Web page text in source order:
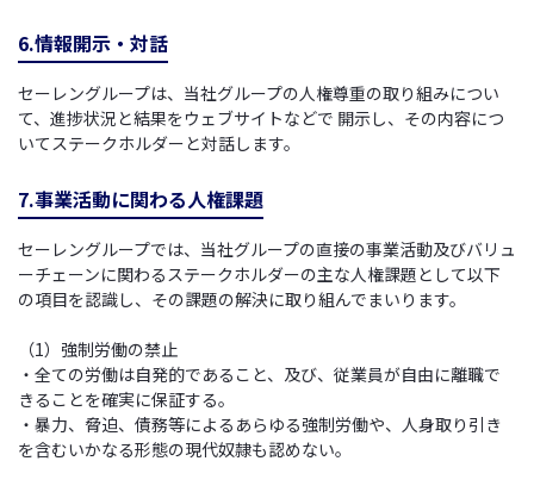
6.情報開示・対話
セーレングループは、当社グループの人権尊重の取り組みについ
て、進捗状況と結果をウェブサイトなどで 開示し、その内容につ
いてステークホルダーと対話します。
7.事業活動に関わる人権課題
セーレングループでは、当社グループの直接の事業活動及びバリュ
ーチェーンに関わるステークホルダーの主な人権課題として以下
の項目を認識し、その課題の解決に取り組んでまいります。
（1）強制労働の禁止
・全ての労働は自発的であること、及び、従業員が自由に離職で
きることを確実に保証する。
・暴力、脅迫、債務等によるあらゆる強制労働や、人身取り引き
を含むいかなる形態の現代奴隷も認めない。